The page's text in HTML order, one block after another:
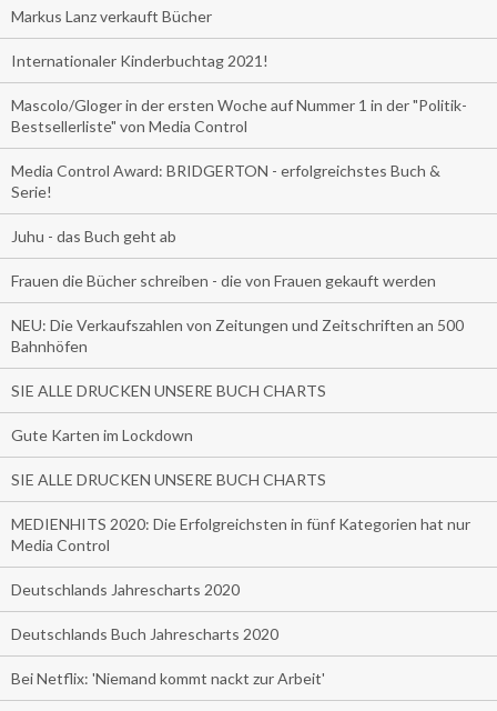
Markus Lanz verkauft Bücher
Internationaler Kinderbuchtag 2021!
Mascolo/Gloger in der ersten Woche auf Nummer 1 in der "Politik-
Bestsellerliste" von Media Control
Media Control Award: BRIDGERTON - erfolgreichstes Buch &
Serie!
Juhu - das Buch geht ab
Frauen die Bücher schreiben - die von Frauen gekauft werden
NEU: Die Verkaufszahlen von Zeitungen und Zeitschriften an 500
Bahnhöfen
SIE ALLE DRUCKEN UNSERE BUCH CHARTS
Gute Karten im Lockdown
SIE ALLE DRUCKEN UNSERE BUCH CHARTS
MEDIENHITS 2020: Die Erfolgreichsten in fünf Kategorien hat nur
Media Control
Deutschlands Jahrescharts 2020
Deutschlands Buch Jahrescharts 2020
Bei Netflix: 'Niemand kommt nackt zur Arbeit'